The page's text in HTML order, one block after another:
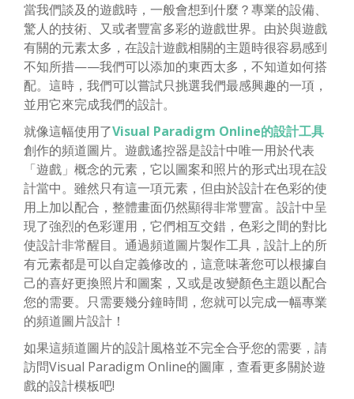
當我們談及的遊戲時，一般會想到什麼？專業的設備、
驚人的技術、又或者豐富多彩的遊戲世界。由於與遊戲
有關的元素太多，在設計遊戲相關的主題時很容易感到
不知所措——我們可以添加的東西太多，不知道如何搭
配。這時，我們可以嘗試只挑選我們最感興趣的一項，
並用它來完成我們的設計。
就像這幅使用了Visual Paradigm Online的設計工具
創作的頻道圖片。遊戲遙控器是設計中唯一用於代表
「遊戲」概念的元素，它以圖案和照片的形式出現在設
計當中。雖然只有這一項元素，但由於設計在色彩的使
用上加以配合，整體畫面仍然顯得非常豐富。設計中呈
現了強烈的色彩運用，它們相互交錯，色彩之間的對比
使設計非常醒目。通過頻道圖片製作工具，設計上的所
有元素都是可以自定義修改的，這意味著您可以根據自
己的喜好更換照片和圖案，又或是改變顏色主題以配合
您的需要。只需要幾分鐘時間，您就可以完成一幅專業
的頻道圖片設計！
如果這頻道圖片的設計風格並不完全合乎您的需要，請
訪問Visual Paradigm Online的圖庫，查看更多關於遊
戲的設計模板吧!